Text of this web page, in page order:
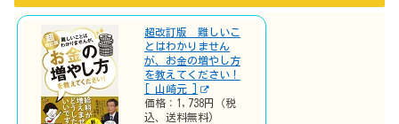
超改訂版 難しいこ
とはわかりません
が、お金の増やし方
を教えてください！
[ 山崎元 ]
価格：1,738円（税
込、送料無料)